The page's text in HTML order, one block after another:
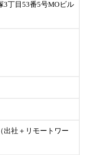
3丁目53番5号MOビル
出社＋リモートワー